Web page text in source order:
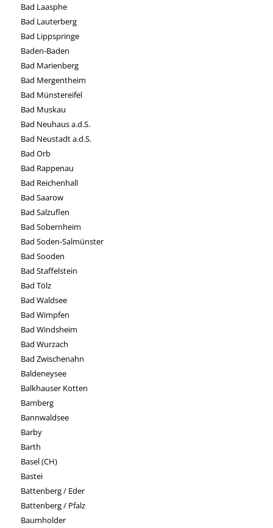
Bad Laasphe
Bad Lauterberg
Bad Lippspringe
Baden-Baden
Bad Marienberg
Bad Mergentheim
Bad Münstereifel
Bad Muskau
Bad Neuhaus a.d.S.
Bad Neustadt a.d.S.
Bad Orb
Bad Rappenau
Bad Reichenhall
Bad Saarow
Bad Salzuflen
Bad Sobernheim
Bad Soden-Salmünster
Bad Sooden
Bad Staffelstein
Bad Tölz
Bad Waldsee
Bad Wimpfen
Bad Windsheim
Bad Wurzach
Bad Zwischenahn
Baldeneysee
Balkhauser Kotten
Bamberg
Bannwaldsee
Barby
Barth
Basel (CH)
Bastei
Battenberg / Eder
Battenberg / Pfalz
Baumholder